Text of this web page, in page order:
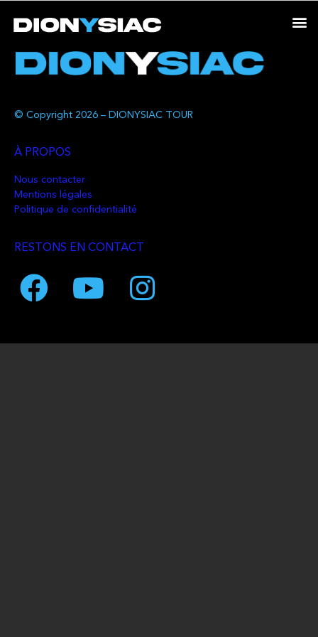
© Copyright 2026 – DIONYSIAC TOUR
À PROPOS
Nous contacter
Mentions légales
Politique de confidentialité
RESTONS EN CONTACT